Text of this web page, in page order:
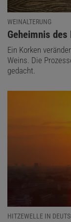
WEINALTERUNG
:
Geheimnis
Ein Korken
Weins. Die
gedacht.
HITZEWELLE IN